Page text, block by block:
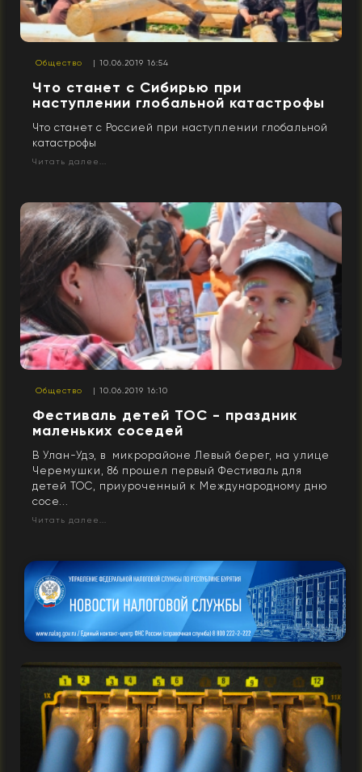
Общество | 10.06.2019 16:54
Что станет с Сибирью при
наступлении глобальной катастрофы
Что станет с Россией при наступлении глобальной
катастрофы
Читать далее...
Общество | 10.06.2019 16:10
Фестиваль детей ТОС - праздник
маленьких соседей
В Улан-Удэ, в микрорайоне Левый берег, на улице
Черемушки, 86 прошел первый Фестиваль для
детей ТОС, приуроченный к Международному дню
сосе...
Читать далее...